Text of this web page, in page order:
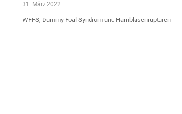
31. März 2022
WFFS, Dummy Foal Syndrom und Harnblasenrupturen